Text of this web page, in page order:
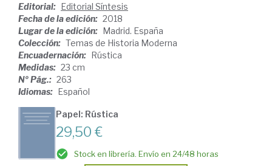
Editorial: Editorial Síntesis
Fecha de la edición: 2018
Lugar de la edición: Madrid. España
Colección: Temas de Historia Moderna
Encuadernación: Rústica
Medidas: 23 cm
Nº Pág.: 263
Idiomas: Español
Papel: Rústica
29,50 €
Stock en librería. Envío en 24/48 horas